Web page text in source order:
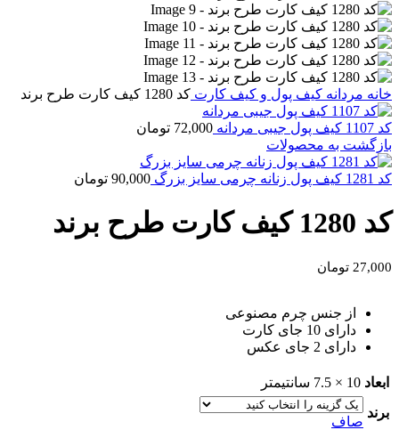
خانه مردانه کیف پول و کیف کارت کد 1280 کیف کارت طرح برند
کد 1107 کیف پول جیبی مردانه 72,000 تومان
بازگشت به محصولات
کد 1281 کیف پول زنانه چرمی سایز بزرگ 90,000 تومان
کد 1280 کیف کارت طرح برند
27,000 تومان
از جنس چرم مصنوعی
دارای 10 جای کارت
دارای 2 جای عکس
ابعاد 10 × 7.5 سانتیمتر
برند
صاف